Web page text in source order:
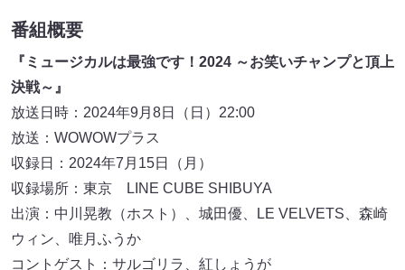
番組概要
『ミュージカルは最強です！2024 ～お笑いチャンプと頂上
決戦～』
放送日時：2024年9月8日（日）22:00
放送：WOWOWプラス
収録日：2024年7月15日（月）
収録場所：東京 LINE CUBE SHIBUYA
出演：中川晃教（ホスト）、城田優、LE VELVETS、森崎
ウィン、唯月ふうか
コントゲスト：サルゴリラ、紅しょうが